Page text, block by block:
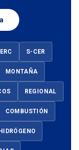
ERC S-CER
MONTAÑA
REGIONAL
COMBUSTIÓN
HIDRÓGENO